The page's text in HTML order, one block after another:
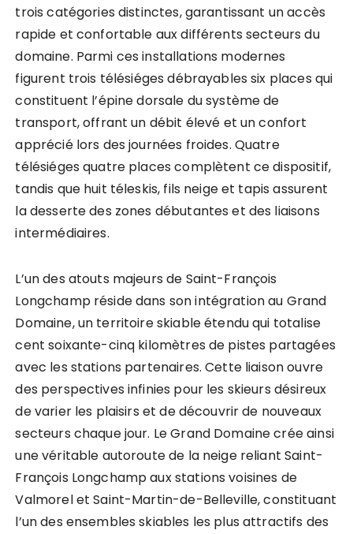
trois catégories distinctes, garantissant un accès
rapide et confortable aux différents secteurs du
domaine. Parmi ces installations modernes
figurent trois télésiéges débrayables six places qui
constituent l’épine dorsale du système de
transport, offrant un débit élevé et un confort
apprécié lors des journées froides. Quatre
télésiéges quatre places complètent ce dispositif,
tandis que huit téleskis, fils neige et tapis assurent
la desserte des zones débutantes et des liaisons
intermédiaires.
L’un des atouts majeurs de Saint-François
Longchamp réside dans son intégration au Grand
Domaine, un territoire skiable étendu qui totalise
cent soixante-cinq kilomètres de pistes partagées
avec les stations partenaires. Cette liaison ouvre
des perspectives infinies pour les skieurs désireux
de varier les plaisirs et de découvrir de nouveaux
secteurs chaque jour. Le Grand Domaine crée ainsi
une véritable autoroute de la neige reliant Saint-
François Longchamp aux stations voisines de
Valmorel et Saint-Martin-de-Belleville, constituant
l’un des ensembles skiables les plus attractifs des